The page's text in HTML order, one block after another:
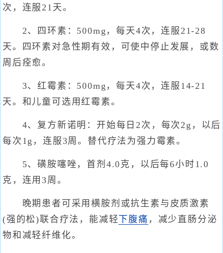
次，连服21天。
2、四环素：500mg，每天4次，连服21-28
天。四环素对急性期有效，可使中停止发展，或数
周后痊愈。
3、红霉素：500mg，每天4次，连服14-21
天。和儿童可选用红霉素。
4、复方新诺明：开始每日2次，每次2g，以后
每次1g，连服3周。替代疗法为强力霉素。
5、磺胺噻唑，首剂4.0克，以后每6小时1.0
克，连用3周。
晚期患者可采用横胺剂或抗生素与皮质激素
(强的松)联合疗法，能减轻 下腹痛 ，减少直肠分泌
物和减轻纤维化。